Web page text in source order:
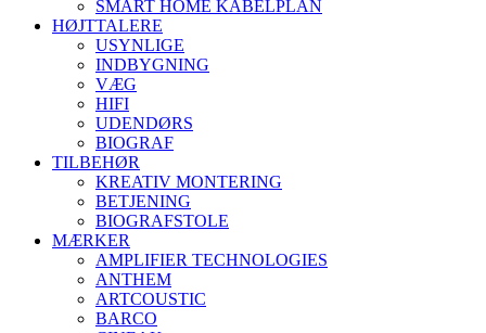
SMART HOME KABELPLAN
HØJTTALERE
USYNLIGE
INDBYGNING
VÆG
HIFI
UDENDØRS
BIOGRAF
TILBEHØR
KREATIV MONTERING
BETJENING
BIOGRAFSTOLE
MÆRKER
AMPLIFIER TECHNOLOGIES
ANTHEM
ARTCOUSTIC
BARCO